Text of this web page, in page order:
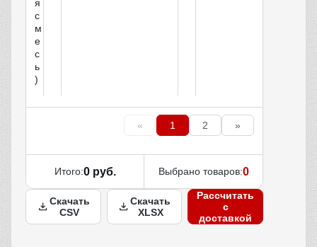
я
с
м
е
с
ь
)
« 1 2 »
Итого:0 руб. Выбрано товаров:0
Скачать
CSV
Скачать
XLSX
Рассчитать
с
доставкой